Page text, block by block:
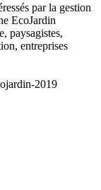
par la gestion
EcoJardin
paysagistes,
entreprises
2019